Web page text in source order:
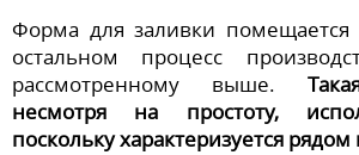
Форма для заливки помещается
остальном процесс
рассмотренному выше.
несмотря на простоту,
поскольку характеризуется рядом